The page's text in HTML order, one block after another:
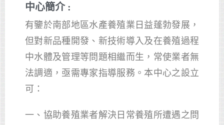
中心簡介 :
有鑒於南部地區水產養殖業日益蓬勃發展，
但對新品種開發、新技術導入及在養殖過程
中水體及管理等問題相繼而生，常使業者無
法調適，亟需專家指導服務。本中心之設立
可：
一、協助養殖業者解決日常養殖所遭遇之問